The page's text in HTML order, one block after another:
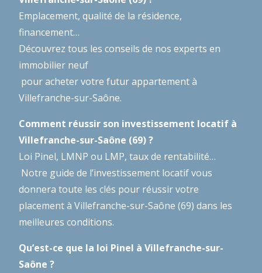
Emplacement, qualité de la résidence,
financement…
Découvrez tous les conseils de nos experts en
immobilier neuf
pour acheter votre futur appartement à
Villefranche-sur-Saône.
Comment réussir son investissement locatif à
Villefranche-sur-Saône (69) ?
Loi Pinel, LMNP ou LMP, taux de rentabilité…
Notre guide de l’investissement locatifvous
donnera toute les clés pour réussir votre
placement à Villefranche-sur-Saône (69) dans les
meilleures conditions.
Qu’est-ce que la loi Pinel à Villefranche-sur-
Saône ?